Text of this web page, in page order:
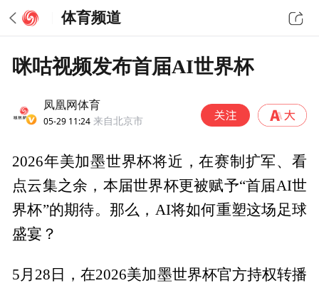
体育频道
咪咕视频发布首届AI世界杯
凤凰网体育
05-29 11:24 来自北京市
2026年美加墨世界杯将近，在赛制扩军、看
点云集之余，本届世界杯更被赋予“首届AI世
界杯”的期待。那么，AI将如何重塑这场足球
盛宴？
5月28日，在2026美加墨世界杯官方持权转播